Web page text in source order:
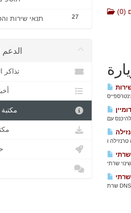
27 תנאי שירות
تذاكر